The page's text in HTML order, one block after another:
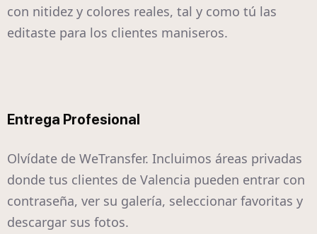
con nitidez y colores reales, tal y como tú las
editaste para los clientes maniseros.
Entrega Profesional
Olvídate de WeTransfer. Incluimos áreas privadas
donde tus clientes de Valencia pueden entrar con
contraseña, ver su galería, seleccionar favoritas y
descargar sus fotos.